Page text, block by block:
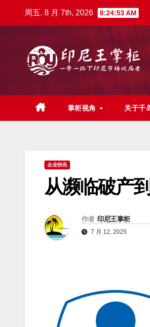
周五. 8 月 7th, 2026 8:24:54 AM
掌柜视角 关于千
企业快讯
从濒临破产
作者 印尼王掌柜
7 月 12, 2025